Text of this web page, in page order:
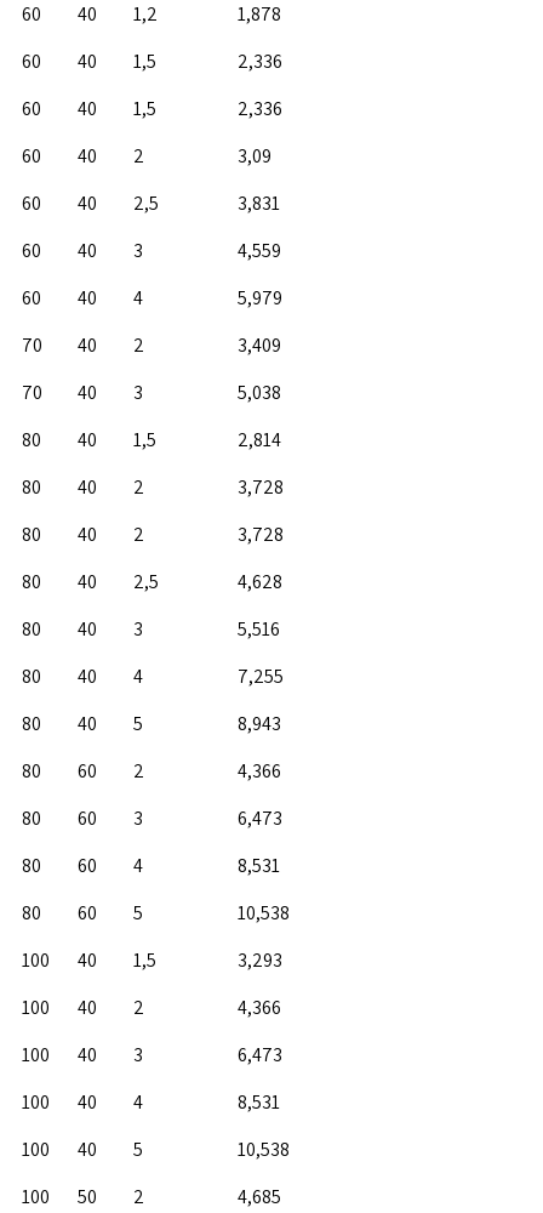
60
40 1,2
1,878
60
40 1,5
2,336
60
40 1,5
2,336
60
40 2
3,09
60
40 2,5
3,831
60
40 3
4,559
60
40 4
5,979
70
40 2
3,409
70
40 3
5,038
80
40 1,5
2,814
80
40 2
3,728
80
40 2
3,728
80
40 2,5
4,628
80
40 3
5,516
80
40 4
7,255
80
40 5
8,943
80
60 2
4,366
80
60 3
6,473
80
60 4
8,531
80
60 5
10,538
100
40 1,5
3,293
100
40 2
4,366
100
40 3
6,473
100
40 4
8,531
100
40 5
10,538
100
50 2 4,685